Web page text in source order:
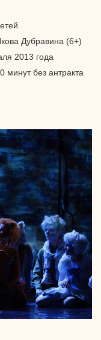
Дубравина (6+)
2013 года
минут без антракта